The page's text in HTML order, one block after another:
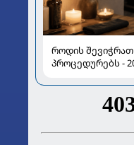
როდის
პროცედურებს -